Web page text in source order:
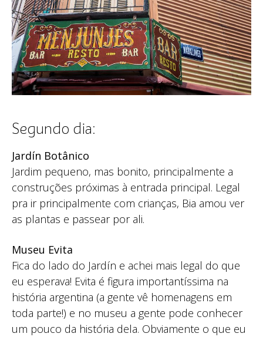
Segundo dia:
Jardín Botânico
Jardim pequeno, mas bonito, principalmente a
construções próximas à entrada principal. Legal
pra ir principalmente com crianças, Bia amou ver
as plantas e passear por ali.
Museu Evita
Fica do lado do Jardín e achei mais legal do que
eu esperava! Evita é figura importantíssima na
história argentina (a gente vê homenagens em
toda parte!) e no museu a gente pode conhecer
um pouco da história dela. Obviamente o que eu